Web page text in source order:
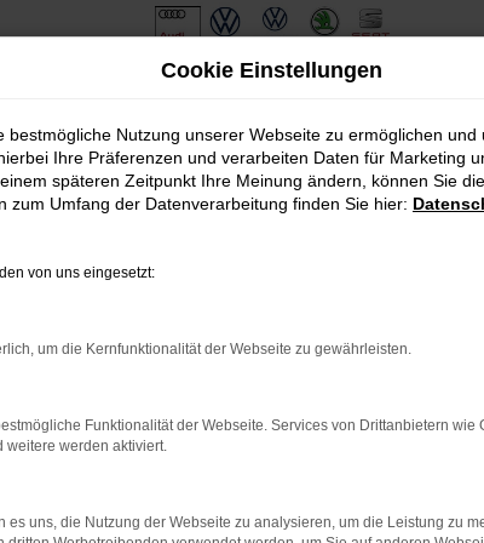
07:15 bis 18:00 Uhr
Cookie Einstellungen
bestmögliche Nutzung unserer Webseite zu ermöglichen
Ihre Präferenzen und verarbeiten Daten für Marketing
späteren Zeitpunkt Ihre Meinung ändern, können Sie
zum Umfang der Datenverarbeitung finden Sie hier:
von uns eingesetzt:
um die Kernfunktionalität der Webseite zu gewährleisten.
Funktionalität der Webseite. Services von Drittanbietern wie
weitere werden aktiviert.
es uns, die Nutzung der Webseite zu analysieren, um die Leistung zu